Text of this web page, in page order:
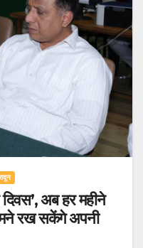
अब हर महीने
रख सकेंगे अपनी